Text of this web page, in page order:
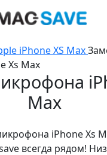
iPhone XS Max
Xs Max
Max
iPhone Xs
всегда рядом!